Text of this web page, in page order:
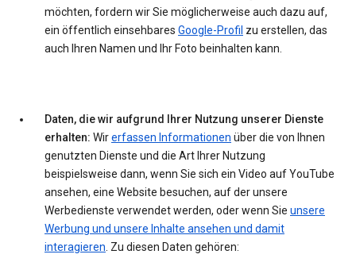
möchten, fordern wir Sie möglicherweise auch dazu auf,
ein öffentlich einsehbares Google-Profil zu erstellen, das
auch Ihren Namen und Ihr Foto beinhalten kann.
Daten, die wir aufgrund Ihrer Nutzung unserer Dienste
erhalten: Wirerfassen Informationen über die von Ihnen
genutzten Dienste und die Art Ihrer Nutzung
beispielsweise dann, wenn Sie sich ein Video auf YouTube
ansehen, eine Website besuchen, auf der unsere
Werbedienste verwendet werden, oder wenn Sie unsere
Werbung und unsere Inhalte ansehen und damit
interagieren. Zu diesen Daten gehören: